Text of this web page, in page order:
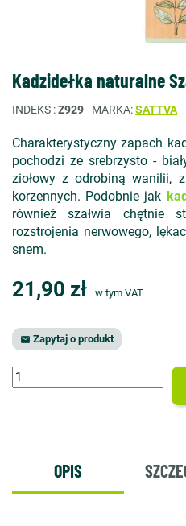
Kadzidełka naturalne
INDEKS Z929 MARKA SATTVA
Charakterystyczny zapach
pochodzi ze srebrzysto -
ziołowy z odrobiną wanilii,
korzennych. Podobnie jak
również szałwia chętnie
rozstrojenia nerwowego,
snem.
21,90 zł w tym VAT
 Zapytaj o produkt
OPIS